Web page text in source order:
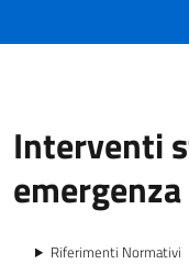
Interventi
emergenza
Riferimenti Normativi